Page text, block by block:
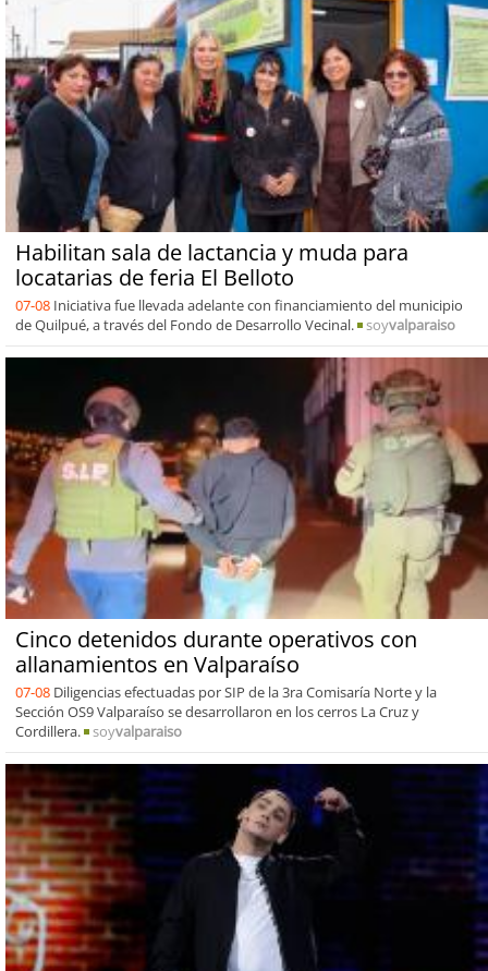
Habilitan sala de lactancia y muda para
locatarias de feria El Belloto
07-08 Iniciativa fue llevada adelante con financiamiento del municipio
de Quilpué, a través del Fondo de Desarrollo Vecinal.
soyvalparaiso
Cinco detenidos durante operativos con
allanamientos en Valparaíso
07-08 Diligencias efectuadas por SIP de la 3ra Comisaría Norte y la
Sección OS9 Valparaíso se desarrollaron en los cerros La Cruz y
Cordillera.
soyvalparaiso